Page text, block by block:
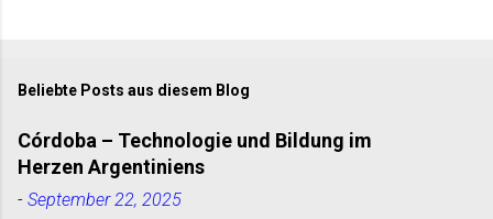
Beliebte Posts aus diesem Blog
Córdoba – Technologie und Bildung im
Herzen Argentiniens
- September 22, 2025